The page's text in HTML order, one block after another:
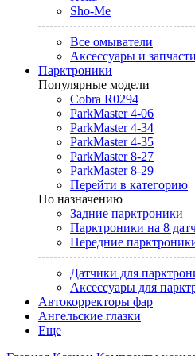
Sho-Me
Все омыватели
Аксессуары и запчасти
Парктроники
Популярные модели
Cobra R0294
ParkMaster 4-06
ParkMaster 4-34
ParkMaster 4-35
ParkMaster 8-27
ParkMaster 8-29
Перейти в категорию
По назначению
Задние парктроники
Парктроники на 8
Передние
Датчики для
Аксессуары для
Автокорректоры фар
Ангельские глазки
Еще